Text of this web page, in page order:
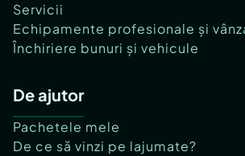
Servicii
Echipamente profesionale și
Închiriere bunuri și vehicule
De ajutor
Pachetele mele
De ce să vinzi pe lajumate?